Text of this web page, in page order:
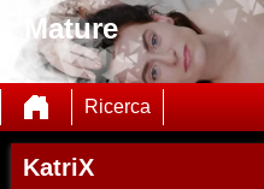
Mature
Ricerca
KatriX